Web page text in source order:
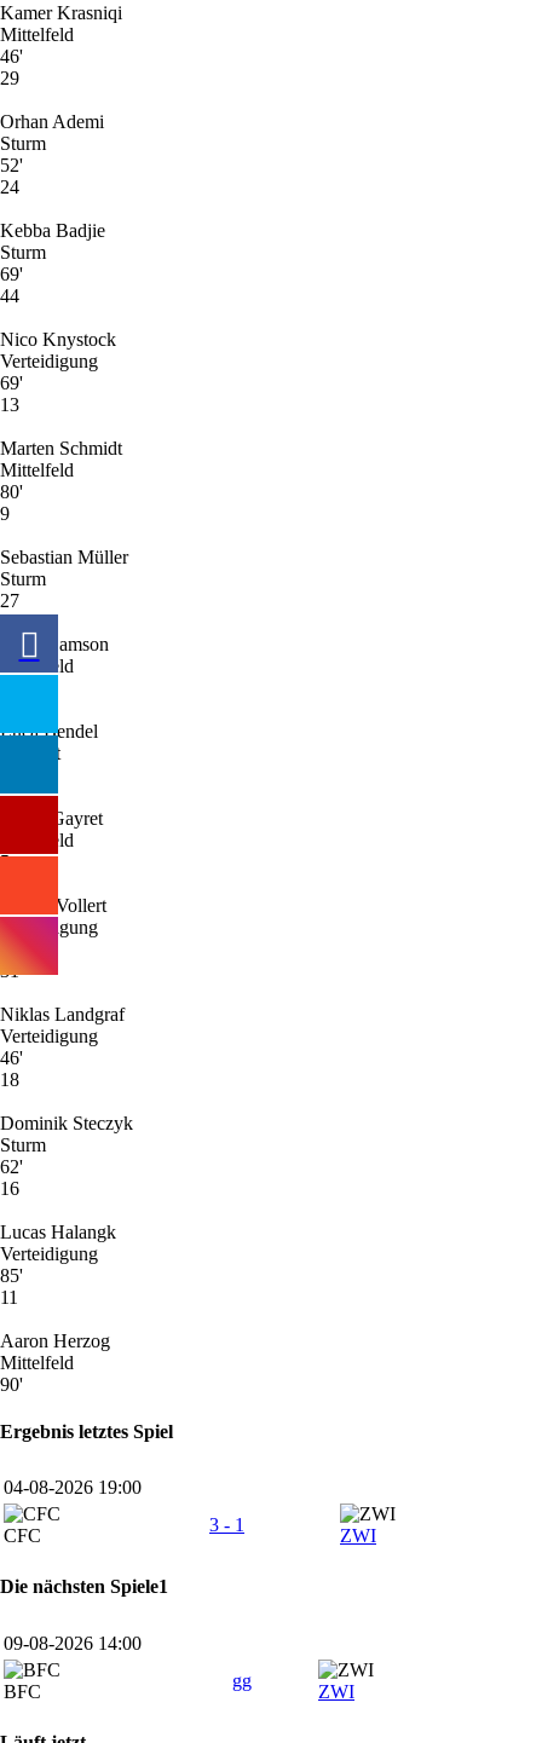
Kamer Krasniqi
Mittelfeld
46'
29
Orhan Ademi
Sturm
52'
24
Kebba Badjie
Sturm
69'
44
Nico Knystock
Verteidigung
69'
13
Marten Schmidt
Mittelfeld
80'
9
Sebastian Müller
Sturm
27
Louis Samson
Mittelfeld
Luca Bendel
Torwart
Timur Gayret
Mittelfeld
5
Jannes Vollert
Verteidigung
46'
31
Niklas Landgraf
Verteidigung
46'
18
Dominik Steczyk
Sturm
62'
16
Lucas Halangk
Verteidigung
85'
11
Aaron Herzog
Mittelfeld
90'
Ergebnis letztes Spiel
04-08-2026 19:00
CFC
3 - 1
ZWI
Die nächsten Spiele1
09-08-2026 14:00
BFC
gg
ZWI